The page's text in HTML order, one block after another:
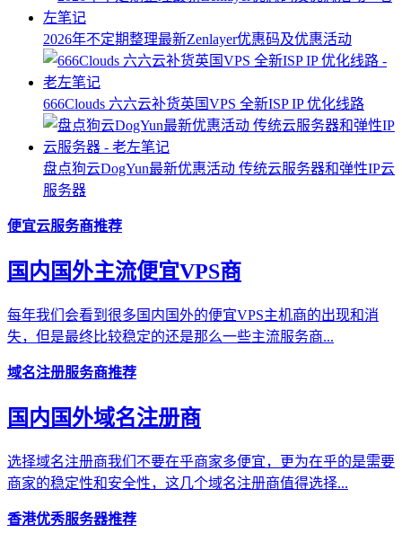
2026年不定期整理最新Zenlayer优惠码及优惠活动
666Clouds 六六云补货英国VPS 全新ISP IP 优化线路
盘点狗云DogYun最新优惠活动 传统云服务器和弹性IP云
服务器
便宜云服务商推荐
国内国外主流便宜VPS商
每年我们会看到很多国内国外的便宜VPS主机商的出现和消
失，但是最终比较稳定的还是那么一些主流服务商...
域名注册服务商推荐
国内国外域名注册商
选择域名注册商我们不要在乎商家多便宜，更为在乎的是需要
商家的稳定性和安全性，这几个域名注册商值得选择...
香港优秀服务器推荐